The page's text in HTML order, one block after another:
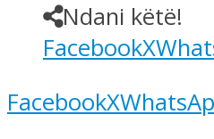
Ndani këtë!
FacebookX
FacebookX